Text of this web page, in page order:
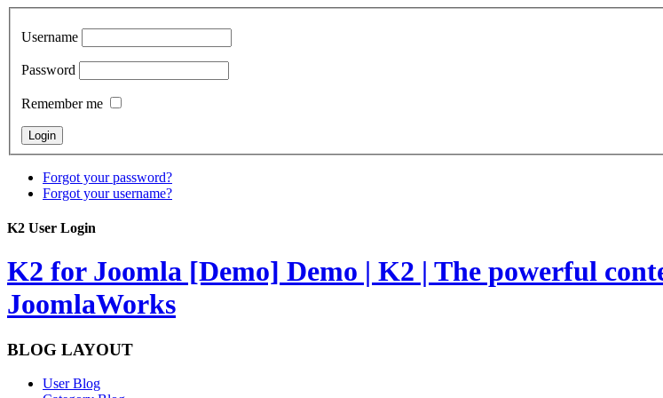
Username
Password
Remember me
Forgot your password?
Forgot your username?
K2 User Login
K2 for Joomla [Demo] Demo | K2 | The powerful
JoomlaWorks
BLOG LAYOUT
User Blog